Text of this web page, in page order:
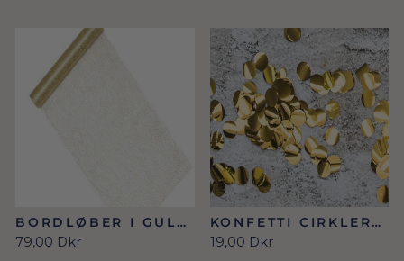
BORDLØBER I GULD
0.36 X 9M
79,00 Dkr
KONFETTI CIRKLER I
GULD 15 G
19,00 Dkr